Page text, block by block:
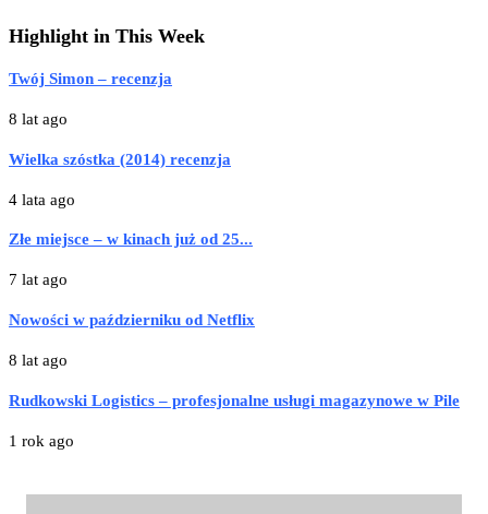
Highlight in This Week
Twój Simon – recenzja
8 lat ago
Wielka szóstka (2014) recenzja
4 lata ago
Złe miejsce – w kinach już od 25...
7 lat ago
Nowości w październiku od Netflix
8 lat ago
Rudkowski Logistics – profesjonalne usługi magazynowe w Pile
1 rok ago